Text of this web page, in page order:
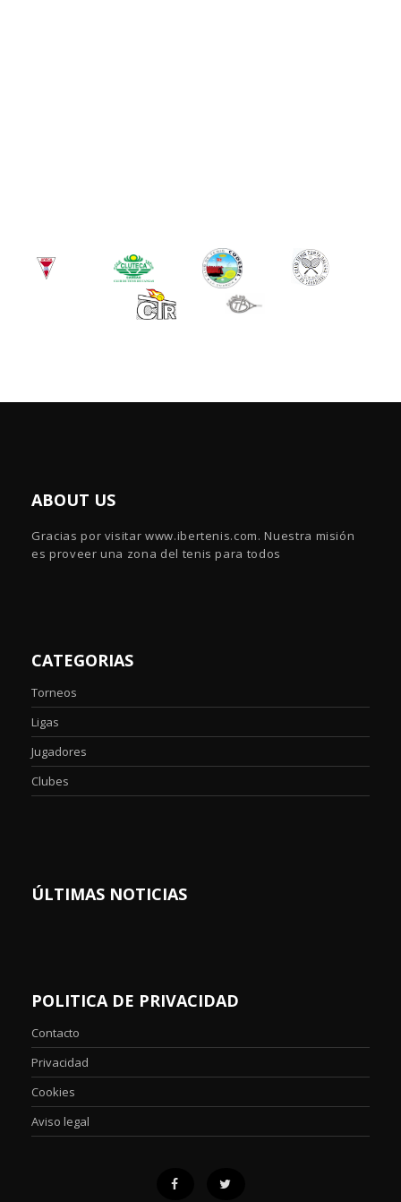
ABOUT US
Gracias por visitar www.ibertenis.com. Nuestra misión
es proveer una zona del tenis para todos
CATEGORIAS
Torneos
Ligas
Jugadores
Clubes
ÚLTIMAS NOTICIAS
POLITICA DE PRIVACIDAD
Contacto
Privacidad
Cookies
Aviso legal